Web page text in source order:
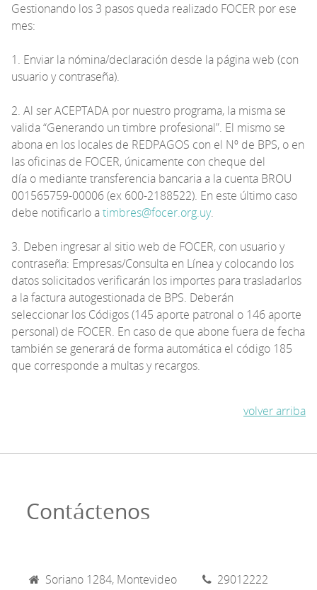
Gestionando los 3 pasos queda realizado FOCER por ese
mes:
1. Enviar la nómina/declaración desde la página web (con
usuario y contraseña).
2. Al ser ACEPTADA por nuestro programa, la misma se
valida “Generando un timbre profesional”. El mismo se
abona en los locales de REDPAGOS con el Nº de BPS, o en
las oficinas de FOCER, únicamente con cheque del
día o mediante transferencia bancaria a la cuenta BROU
001565759-00006 (ex 600-2188522). En este último caso
debe notificarlo atimbres@focer.org.uy.
3. Deben ingresar al sitio web de FOCER, con usuario y
contraseña: Empresas/Consulta en Línea y colocando los
datos solicitados verificarán los importes para trasladarlos
a la factura autogestionada de BPS. Deberán
seleccionar los Códigos (145 aporte patronal o 146 aporte
personal) de FOCER. En caso de que abone fuera de fecha
también se generará de forma automática el código 185
que corresponde a multas y recargos.
volver arriba
Contáctenos
Soriano 1284, Montevideo
29012222